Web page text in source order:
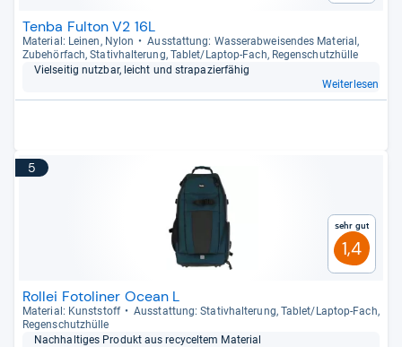
Tenba Fulton V2 16L
Mate­rial: Lei­nen, Nylon
Aus­stat­tung: Was­ser­ab­wei­sen­des Mate­rial,
Zube­hör­fach, Sta­tiv­hal­te­rung, Tablet/Lap­top-​Fach, Regen­schutz­hülle
Viel­sei­tig nutz­bar, leicht und stra­pa­zier­fä­hig
Weiterlesen
5
Sehr gut
1,4
Rollei Fotoliner Ocean L
Mate­rial: Kunst­stoff
Aus­stat­tung: Sta­tiv­hal­te­rung, Tablet/Lap­top-​Fach,
Regen­schutz­hülle
Nach­hal­ti­ges Pro­dukt aus recy­cel­tem Mate­rial